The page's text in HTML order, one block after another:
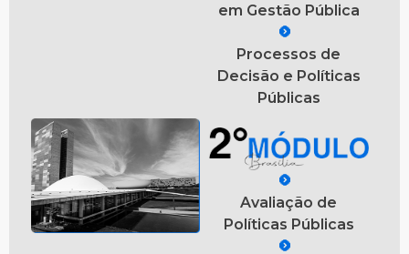
em Gestão Pública
Processos de
Decisão e Políticas
Públicas
Avaliação de
Políticas Públicas